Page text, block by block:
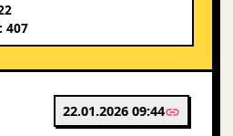
407
22.01.2026 09:44